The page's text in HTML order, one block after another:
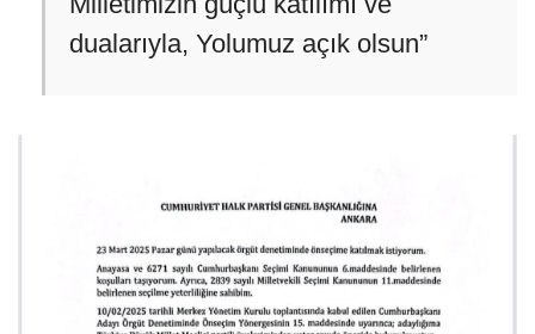
dualarıyla, Yolumuz açık olsun”